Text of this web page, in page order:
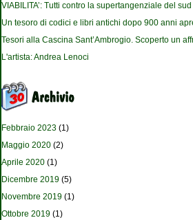
VIABILITA’: Tutti contro la supertangenziale del
Un tesoro di codici e libri antichi dopo 900 anni
Tesori alla Cascina Sant’Ambrogio. Scoperto un
L'artista: Andrea Lenoci
Febbraio 2023 (1)
Maggio 2020 (2)
Aprile 2020 (1)
Dicembre 2019 (5)
Novembre 2019 (1)
Ottobre 2019 (1)